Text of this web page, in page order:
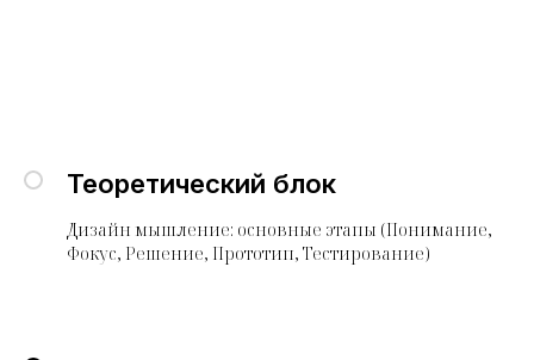
Теоретический блок
Дизайн мышление: основные этапы (Понимание,
Фокус, Решение, Прототип, Тестирование)